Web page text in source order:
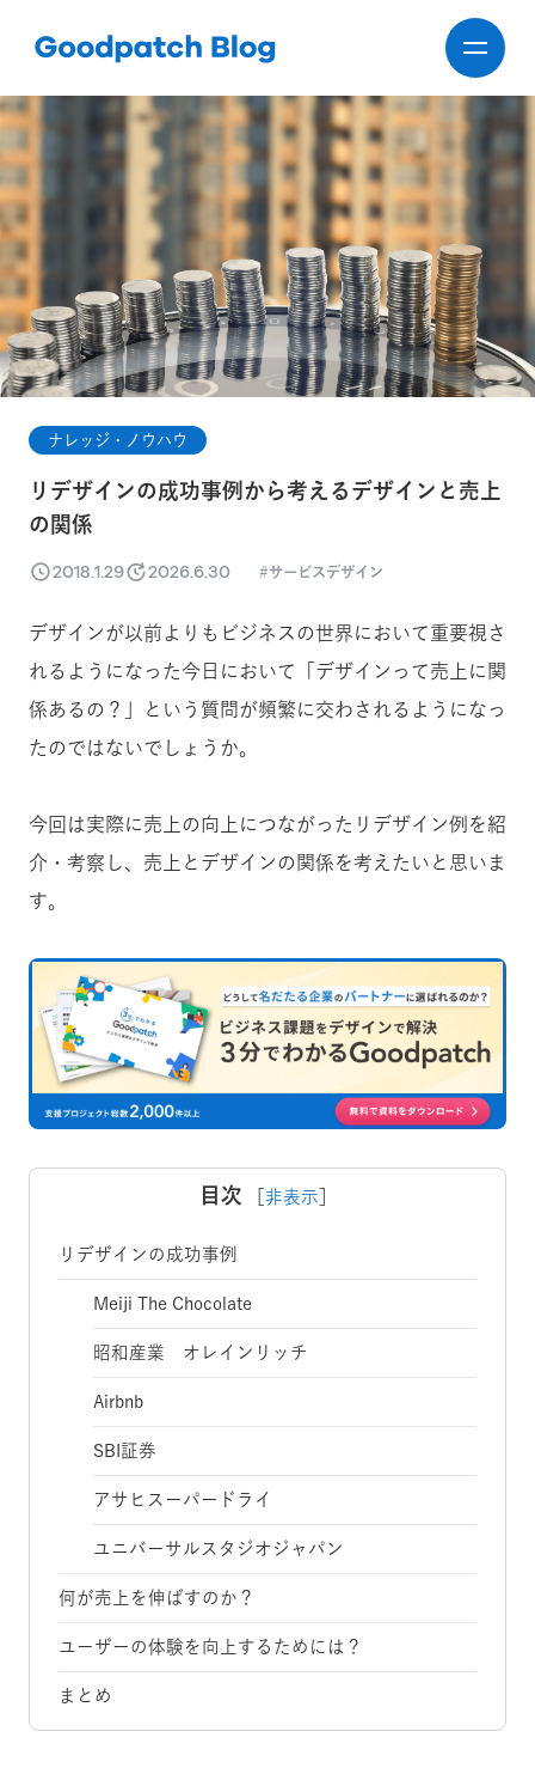
ナレッジ・ノウハウ
リデザインの成功事例から考えるデザインと売上
の関係
2018.1.29 2026.6.30 サービスデザイン
デザインが以前よりもビジネスの世界において重要視さ
れるようになった今日において「デザインって売上に関
係あるの？」という質問が頻繁に交わされるようになっ
たのではないでしょうか。
今回は実際に売上の向上につながったリデザイン例を紹
介・考察し、売上とデザインの関係を考えたいと思いま
す。
目次 非表示
リデザインの成功事例
Meiji The Chocolate
昭和産業 オレインリッチ
Airbnb
SBI証券
アサヒスーパードライ
ユニバーサルスタジオジャパン
何が売上を伸ばすのか？
ユーザーの体験を向上するためには？
まとめ